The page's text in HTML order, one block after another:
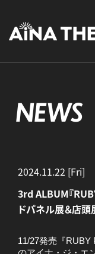
NEWS
2024.11.22 [Fri]
3rd ALBUM『
ドパネル展＆店
11/27発売『RUBY